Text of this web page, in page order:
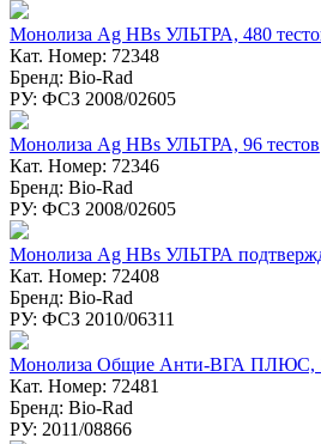
Монолиза Ag HBs УЛЬТРА, 480
Кат. Номер: 72348
Бренд: Bio-Rad
РУ: ФСЗ 2008/02605
Монолиза Ag HBs УЛЬТРА, 96 тестов
Кат. Номер: 72346
Бренд: Bio-Rad
РУ: ФСЗ 2008/02605
Монолиза Ag HBs УЛЬТРА
Кат. Номер: 72408
Бренд: Bio-Rad
РУ: ФСЗ 2010/06311
Монолиза Общие Анти-ВГА ПЛЮС,
Кат. Номер: 72481
Бренд: Bio-Rad
РУ: 2011/08866